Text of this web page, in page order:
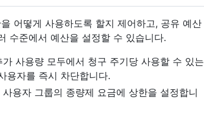
어떻게 사용하도록 할지 제어하고, 공유 예산
수준에서 예산을 설정할 수 있습니다.
사용량 모두에서 청구 주기당 사용할 수 있는
용자를 즉시 차단합니다.
용자 그룹의 종량제 요금에 상한을 설정합니